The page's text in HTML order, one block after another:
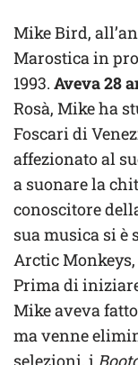
Mike Bird,
Marostica in
1993. Aveva 28
Rosà, Mike ha
Foscari di
affezionato al
a suonare la
conoscitore
sua musica si è
Arctic Monkeys,
Prima di
Mike aveva
ma venne
selezioni, i